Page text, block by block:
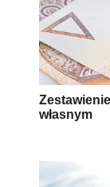
własnym